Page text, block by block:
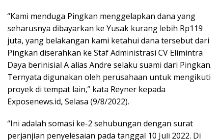
“Kami menduga Pingkan menggelapkan dana yang
seharusnya dibayarkan ke Yusak kurang lebih Rp119
juta, yang belakangan kami ketahui dana tersebut dari
Pingkan diserahkan ke Staf Administrasi CV Elimintra
Daya berinisial A alias Andre selaku suami dari Pingkan.
Ternyata digunakan oleh perusahaan untuk mengikuti
proyek di tempat lain,” kata Reyner kepada
Exposenews.id, Selasa (9/8/2022).
“Ini adalah somasi ke-2 sehubungan dengan surat
perjanjian penyelesaian pada tanggal 10 Juli 2022. Di